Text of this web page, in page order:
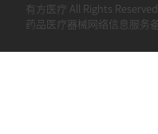
有方医疗 All Rights
药品医疗器械网络信息服务